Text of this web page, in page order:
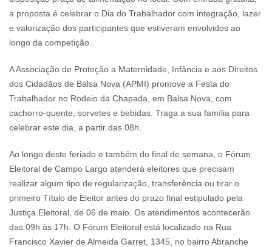
a proposta é celebrar o Dia do Trabalhador com integração, lazer
e valorização dos participantes que estiveram envolvidos ao
longo da competição.
A Associação de Proteção a Maternidade, Infância e aos Direitos
dos Cidadãos de Balsa Nova (APMI) promove a Festa do
Trabalhador no Rodeio da Chapada, em Balsa Nova, com
cachorro-quente, sorvetes e bebidas. Traga a sua família para
celebrar este dia, a partir das 08h.
Ao longo deste feriado e também do final de semana, o Fórum
Eleitoral de Campo Largo atenderá eleitores que precisam
realizar algum tipo de regularização, transferência ou tirar o
primeiro Título de Eleitor antes do prazo final estipulado pela
Justiça Eleitoral, de 06 de maio. Os atendimentos acontecerão
das 09h às 17h. O Fórum Eleitoral está localizado na Rua
Francisco Xavier de Almeida Garret, 1345, no bairro Abranche